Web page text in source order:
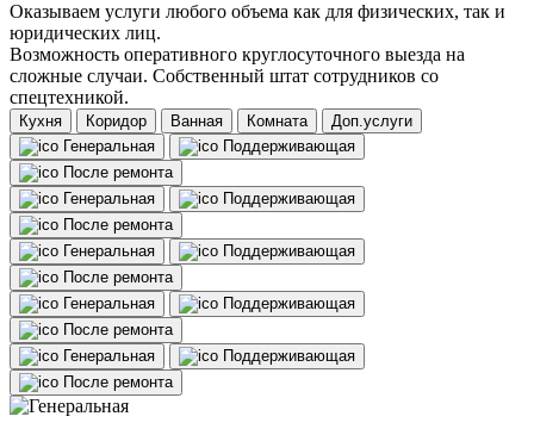
Оказываем услуги любого объема как для физических, так и
юридических лиц.
Возможность оперативного круглосуточного выезда на
сложные случаи. Собственный штат сотрудников со
спецтехникой.
Кухня Коридор Ванная Комната
Доп.услуги
Генеральная
Поддерживающая
После ремонта
Генеральная
Поддерживающая
После ремонта
Генеральная
Поддерживающая
После ремонта
Генеральная
Поддерживающая
После ремонта
Генеральная
Поддерживающая
После ремонта